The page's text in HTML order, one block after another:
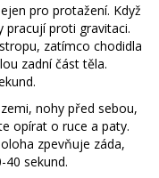
pro protažení. Když
pracují proti gravitaci.
zatímco chodidla
zadní část těla.
nohy před sebou,
opírat o ruce a paty.
zpevňuje záda,
sekund.